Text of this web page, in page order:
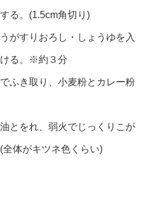
る。(1.5cm角切り)
がすりおろし・しょうゆを入
る。※約３分
ふき取り、小麦粉とカレー粉
とをれ、弱火でじっくりこが
体がキツネ色くらい)